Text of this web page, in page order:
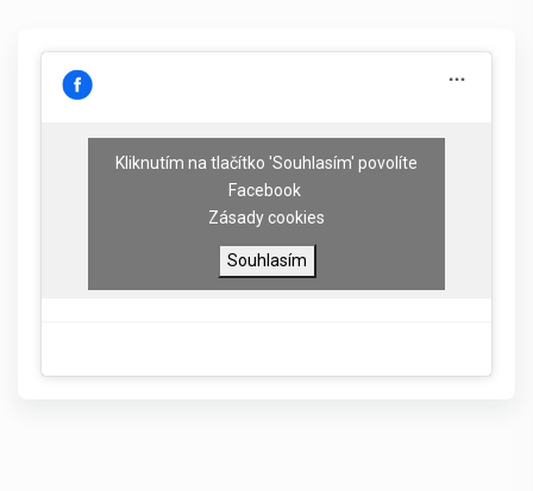
Kliknutím na tlačítko 'Souhlasím' povolíte
Facebook
Zásady cookies
Souhlasím